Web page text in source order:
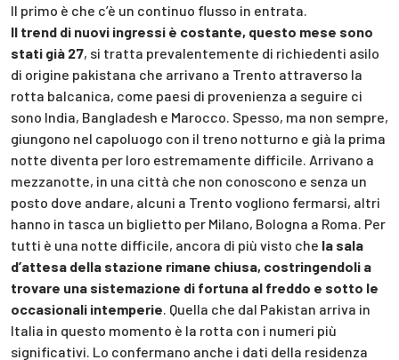
Il primo è che c’è un continuo flusso in entrata.
Il trend di nuovi ingressi è costante, questo mese sono
stati già 27, si tratta prevalentemente di richiedenti asilo
di origine pakistana che arrivano a Trento attraverso la
rotta balcanica, come paesi di provenienza a seguire ci
sono India, Bangladesh e Marocco. Spesso, ma non sempre,
giungono nel capoluogo con il treno notturno e già la prima
notte diventa per loro estremamente difficile. Arrivano a
mezzanotte, in una città che non conoscono e senza un
posto dove andare, alcuni a Trento vogliono fermarsi, altri
hanno in tasca un biglietto per Milano, Bologna a Roma. Per
tutti è una notte difficile, ancora di più visto che la sala
d’attesa della stazione rimane chiusa, costringendoli a
trovare una sistemazione di fortuna al freddo e sotto le
occasionali intemperie . Quella che dal Pakistan arriva in
Italia in questo momento è la rotta con i numeri più
significativi. Lo confermano anche i dati della residenza